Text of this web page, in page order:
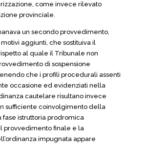
come invece rilevato
provinciale.
un secondo provvedimento,
aggiunti, che sostituiva il
al quale il Tribunale non
di sospensione
che i profili procedurali assenti
occasione ed evidenziati nella
cautelare risultano invece
sufficiente coinvolgimento della
istruttoria prodromica
provvedimento finale e la
impugnata appare